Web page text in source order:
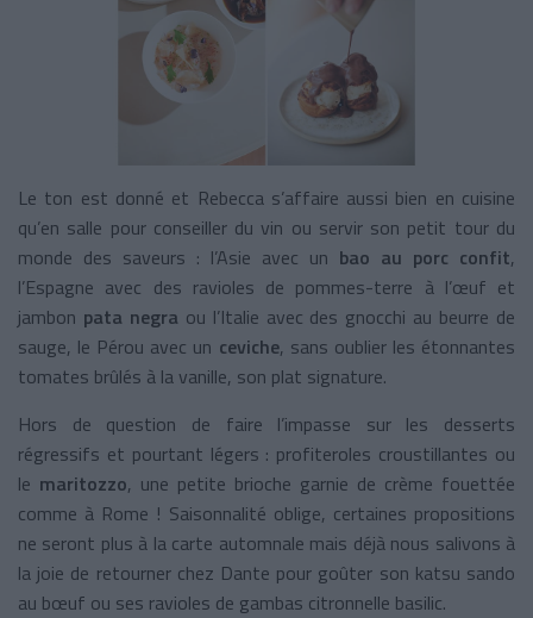
Le ton est donné et Rebecca s’affaire aussi bien en cuisine
qu’en salle pour conseiller du vin ou servir son petit tour du
monde des saveurs : l’Asie avec un bao au porc confit,
l’Espagne avec des ravioles de pommes-terre à l’œuf et
jambon pata negra ou l’Italie avec des gnocchi au beurre de
sauge, le Pérou avec un ceviche, sans oublier les étonnantes
tomates brûlés à la vanille, son plat signature.
Hors de question de faire l’impasse sur les desserts
régressifs et pourtant légers : profiteroles croustillantes ou
le maritozzo, une petite brioche garnie de crème fouettée
comme à Rome ! Saisonnalité oblige, certaines propositions
ne seront plus à la carte automnale mais déjà nous salivons à
la joie de retourner chez Dante pour goûter son katsu sando
au bœuf ou ses ravioles de gambas citronnelle basilic.